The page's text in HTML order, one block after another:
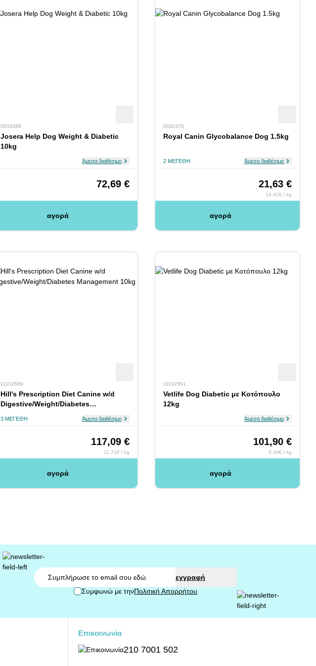
0033088
Josera Help Dog Weight & Diabetic
10kg
Άμεσα διαθέσιμο
72,69 €
αγορά
0032379
Royal Canin Glycobalance Dog 1.5kg
2 ΜΕΓΈΘΗ Άμεσα διαθέσιμο
21,63 €
14.42€ / kg
αγορά
11102699
Hill's Prescription Diet Canine w/d
Digestive/Weight/Diabetes
3 ΜΕΓΈΘΗ Άμεσα διαθέσιμο
117,09 €
11.71€ / kg
αγορά
11102561
Vetlife Dog Diabetic με Κοτόπουλο
12kg
Άμεσα διαθέσιμο
101,90 €
8.49€ / kg
αγορά
Email
εγγραφή
Συμφωνώ με τηνΠολιτική Απορρήτου
Επικοινωνία
210 7001 502